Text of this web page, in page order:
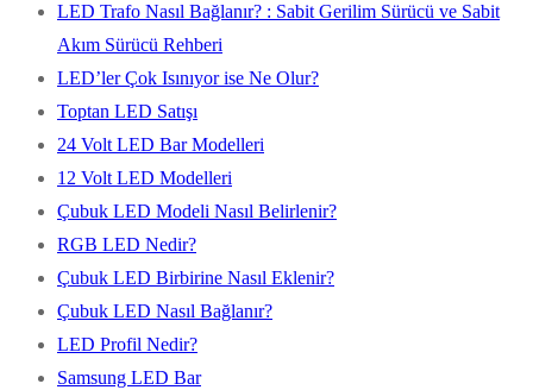
LED Trafo Nasıl Bağlanır? : Sabit Gerilim Sürücü ve Sabit
Akım Sürücü Rehberi
LED’ler Çok Isınıyor ise Ne Olur?
Toptan LED Satışı
24 Volt LED Bar Modelleri
12 Volt LED Modelleri
Çubuk LED Modeli Nasıl Belirlenir?
RGB LED Nedir?
Çubuk LED Birbirine Nasıl Eklenir?
Çubuk LED Nasıl Bağlanır?
LED Profil Nedir?
Samsung LED Bar